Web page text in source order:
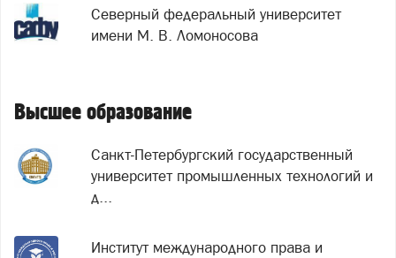
Северный федеральный университет
имени М. В. Ломоносова
Высшее образование
Санкт-Петербургский государственный
университет промышленных технологий и
д...
Институт международного права и